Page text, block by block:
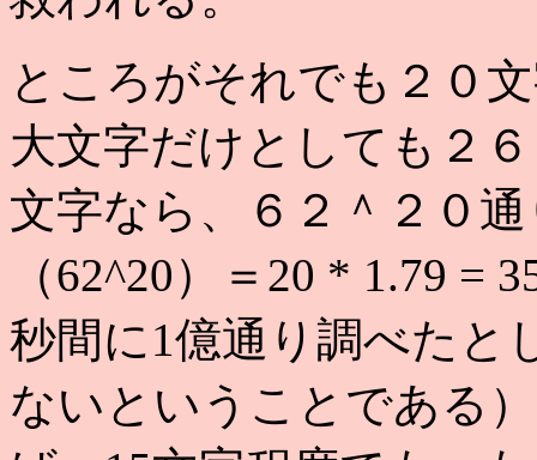
ところがそれでも２０
大文字だけとしても２
文字なら、６２＾２０
（62^20）＝20 * 1.79 =
秒間に1億通り調べたと
ないということである